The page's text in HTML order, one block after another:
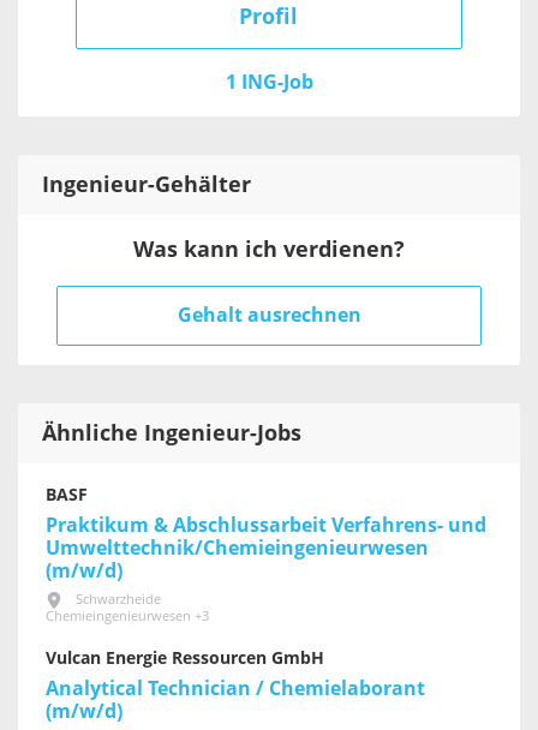
Profil
1 ING-Job
Ingenieur-Gehälter
Was kann ich verdienen?
Gehalt ausrechnen
Ähnliche Ingenieur-Jobs
BASF
Praktikum & Abschlussarbeit Verfahrens- und
Umwelttechnik/Chemieingenieurwesen
(m/w/d)
Schwarzheide
Chemieingenieurwesen +3
Vulcan Energie Ressourcen GmbH
Analytical Technician / Chemielaborant
(m/w/d)